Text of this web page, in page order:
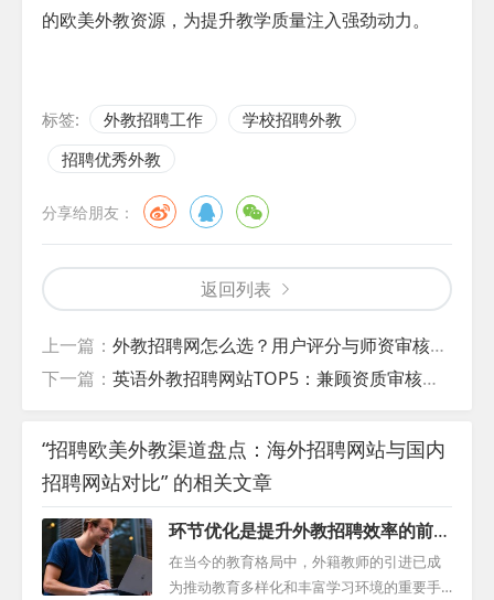
的欧美外教资源，为提升教学质量注入强劲动力。
标签: 外教招聘工作
学校招聘外教
招聘优秀外教
分享给朋友：
返回列表
上一篇： 外教招聘网怎么选？用户评分与师资审核机制深度测评
下一篇： 英语外教招聘网站TOP5：兼顾资质审核与性价比的平台
“招聘欧美外教渠道盘点：海外招聘网站与国内
招聘网站对比” 的相关文章
环节优化是提升外教招聘效率的前
提！
在当今的教育格局中，外籍教师的引进已成
为推动教育多样化和丰富学习环境的重要手